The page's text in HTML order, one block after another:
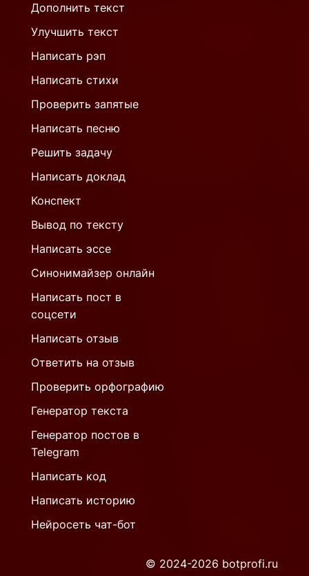
Дополнить текст
Улучшить текст
Написать рэп
Написать стихи
Проверить запятые
Написать песню
Решить задачу
Написать доклад
Конспект
Вывод по тексту
Написать эссе
Синонимайзер онлайн
Написать пост в
соцсети
Написать отзыв
Ответить на отзыв
Проверить орфографию
Генератор текста
Генератор постов в
Telegram
Написать код
Написать историю
Нейросеть чат-бот
© 2024-2026 botprofi.ru